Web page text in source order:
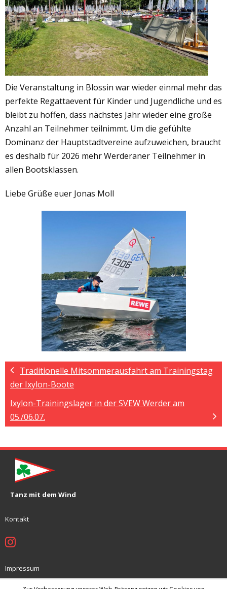
Die Veranstaltung in Blossin war wieder einmal mehr das
perfekte Regattaevent für Kinder und Jugendliche und es
bleibt zu hoffen, dass nächstes Jahr wieder eine große
Anzahl an Teilnehmer teilnimmt. Um die gefühlte
Dominanz der Hauptstadtvereine aufzuweichen, braucht
es deshalb für 2026 mehr Werderaner Teilnehmer in
allen Bootsklassen.
Liebe Grüße euer Jonas Moll
Traditionelle Mitsommerausfahrt am Trainingstag
der Ixylon-Boote
Ixylon-Trainingslager in der SVEW Werder am
05./06.07.
Tanz mit dem Wind
Kontakt
Impressum
Jugendschutzkonzept